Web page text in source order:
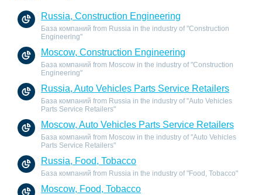
Russia, Construction Engineering
База компаний from Russia in the industry of "Construction
Engineering"
Moscow, Construction Engineering
База компаний from Moscow in the industry of "Construction
Engineering"
Russia, Auto Vehicles Parts Service Retailers
База компаний from Russia in the industry of "Auto Vehicles
Parts Service Retailers"
Moscow, Auto Vehicles Parts Service Retailers
База компаний from Moscow in the industry of "Auto Vehicles
Parts Service Retailers"
Russia, Food, Tobacco
База компаний from Russia in the industry of "Food, Tobacco"
Moscow, Food, Tobacco